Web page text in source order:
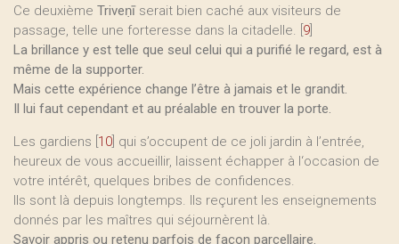
Ce deuxième Triveṇīserait bien caché aux visiteurs de
passage, telle une forteresse dans la citadelle. 9
La brillance y est telle que seul celui qui a purifié le regard, est à
même de la supporter.
Mais cette expérience change l’être à jamais et le grandit.
Il lui faut cependant et au préalable en trouver la porte.
Les gardiens 10 qui s’occupent de ce joli jardin à l’entrée,
heureux de vous accueillir, laissent échapper à l‘occasion de
votre intérêt, quelques bribes de confidences.
Ils sont là depuis longtemps. Ils reçurent les enseignements
donnés par les maîtres qui séjournèrent là.
Savoir appris ou retenu parfois de façon parcellaire.